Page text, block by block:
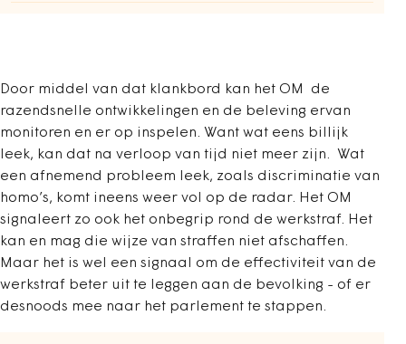
Door middel van dat klankbord kan het OM de
razendsnelle ontwikkelingen en de beleving ervan
monitoren en er op inspelen. Want wat eens billijk
leek, kan dat na verloop van tijd niet meer zijn. Wat
een afnemend probleem leek, zoals discriminatie van
homo’s, komt ineens weer vol op de radar. Het OM
signaleert zo ook het onbegrip rond de werkstraf. Het
kan en mag die wijze van straffen niet afschaffen.
Maar het is wel een signaal om de effectiviteit van de
werkstraf beter uit te leggen aan de bevolking - of er
desnoods mee naar het parlement te stappen.